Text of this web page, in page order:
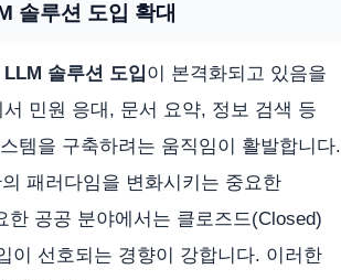
솔루션 도입 확대
LLM 솔루션 도입이 본격화되고 있음을
민원 응대, 문서 요약, 정보 검색 등
템을 구축하려는 움직임이 활발합니다.
패러다임을 변화시키는 중요한
공공 분야에서는 클로즈드(Closed)
이 선호되는 경향이 강합니다. 이러한